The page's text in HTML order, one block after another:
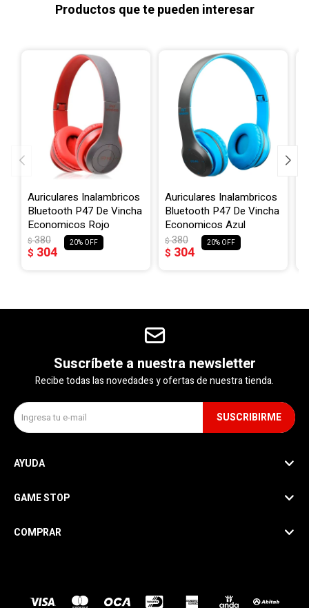
Productos que te pueden interesar
Auriculares Inalambricos
Bluetooth P47 De Vincha
Economicos Rojo
$ 304
$380 20
Auriculares Inalambricos
Bluetooth P47 De Vincha
Economicos Azul
$ 304
$380 20
Suscríbete a nuestra newsletter
Recibe todas las novedades y ofertas de nuestra tienda.
SUSCRIBIRME
AYUDA
GAME STOP
COMPRAR